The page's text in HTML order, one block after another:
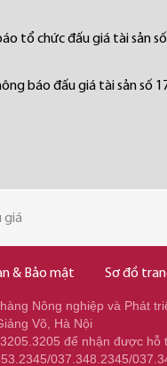
tổ chức đấu giá tài sản
báo đấu giá tài sản số
giá
& Bảo mật Sơ đồ
Nông nghiệp và Phát
Võ, Hà Nội
để nhận được hỗ
037.348.2345/